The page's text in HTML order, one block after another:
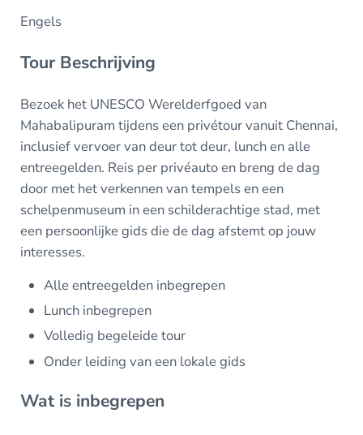
Engels
Tour Beschrijving
Bezoek het UNESCO Werelderfgoed van
Mahabalipuram tijdens een privétour vanuit Chennai,
inclusief vervoer van deur tot deur, lunch en alle
entreegelden. Reis per privéauto en breng de dag
door met het verkennen van tempels en een
schelpenmuseum in een schilderachtige stad, met
een persoonlijke gids die de dag afstemt op jouw
interesses.
Alle entreegelden inbegrepen
Lunch inbegrepen
Volledig begeleide tour
Onder leiding van een lokale gids
Wat is inbegrepen